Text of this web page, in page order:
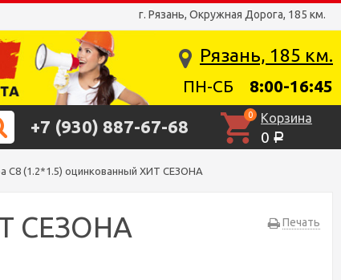
г. Рязань, Окружная Дорога, 185 км.
Рязань, 185 км.
ПН-СБ 8:00-16:45
+7 (930) 887-67-68
0 Корзина
0 Р
С8 (1.2*1.5) оцинкованный ХИТ СЕЗОНА
Печать
СЕЗОНА